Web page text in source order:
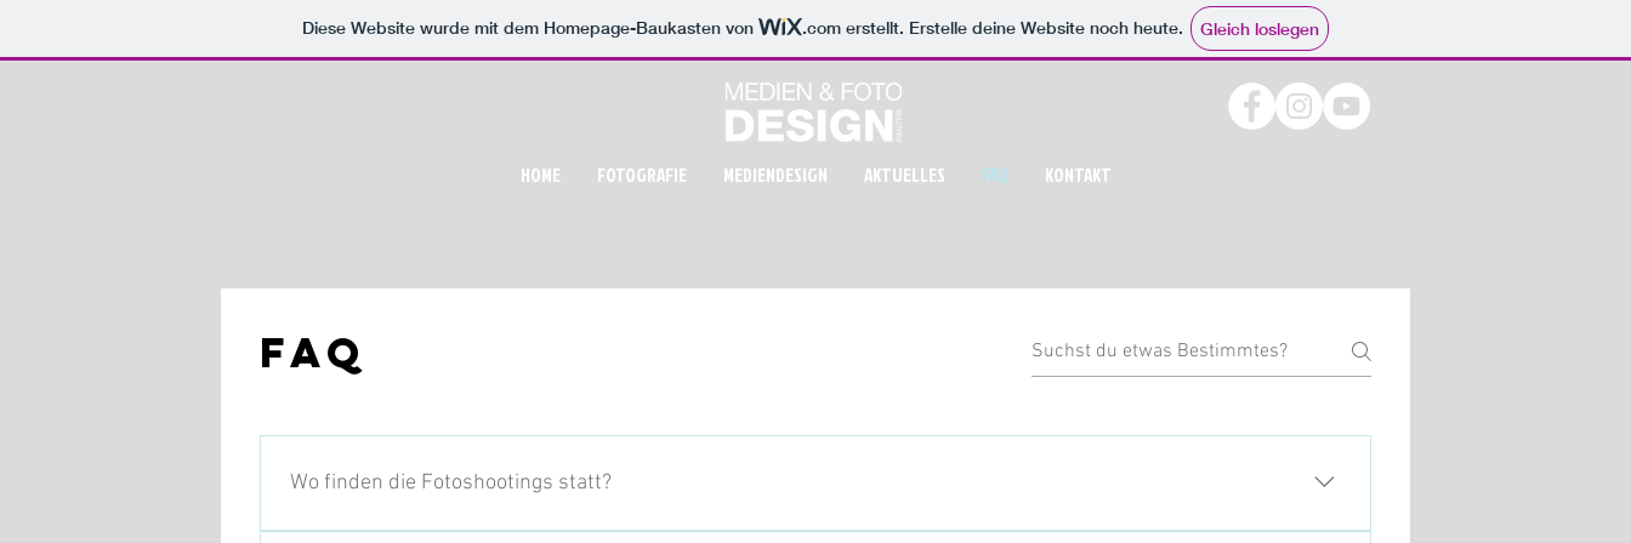
Diese Website wurde mit dem Homepage-Baukasten von .com erstellt. Erstelle deine Website noch heute. Gleich loslegen
HOME FOTOGRAFIE MEDIENDESIGN AKTUELLES FAQ KONTAKT
FAQ
Wo finden die Fotoshootings statt?